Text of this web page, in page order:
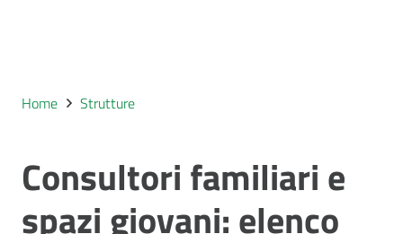
Home Strutture
Consultori familiari e
spazi giovani: elenco